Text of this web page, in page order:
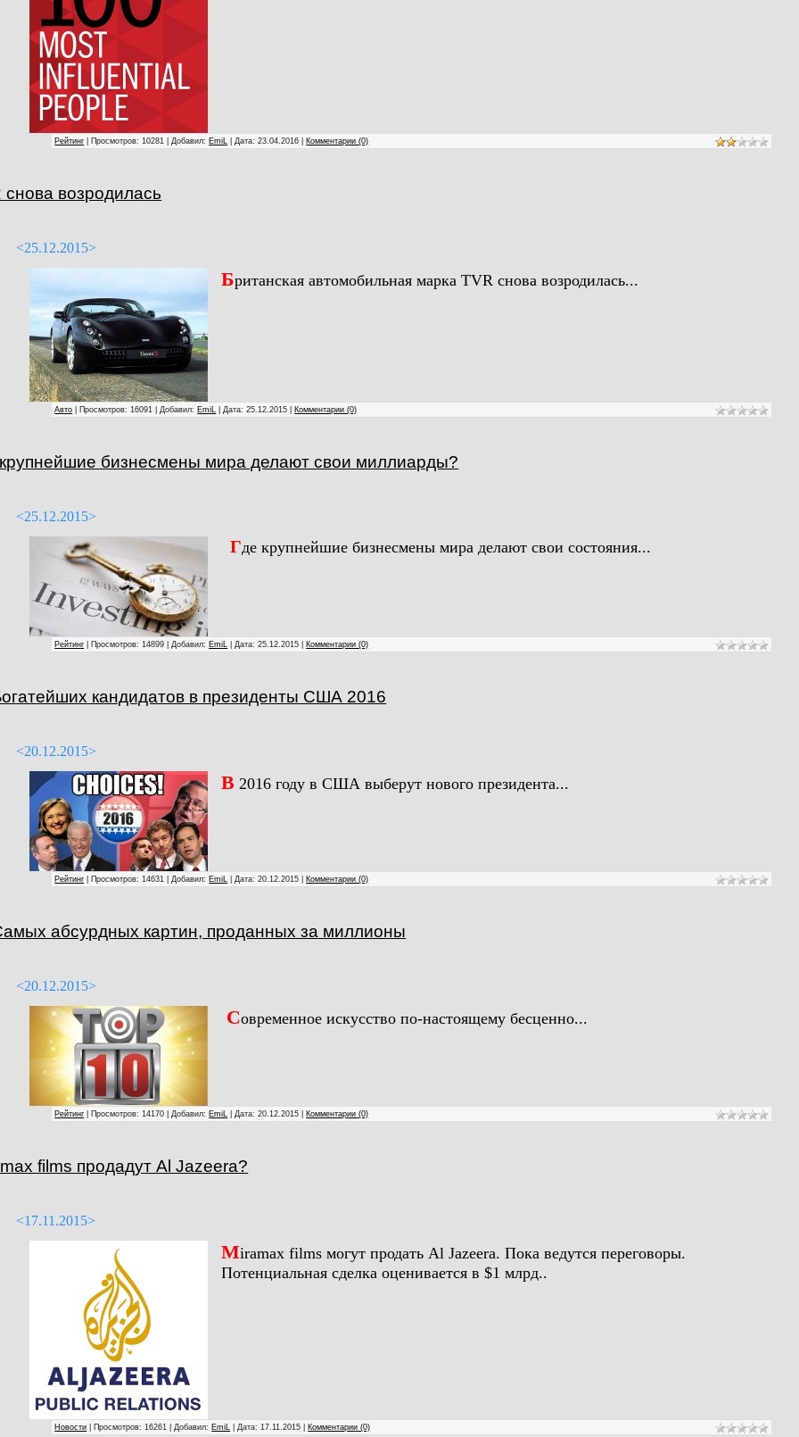
Рейтинг | Просмотров: 10281 | Добавил: EmiL | Дата:23.04.2016 Комментарии (0)
снова возродилась
<25.12.2015>
Британская автомобильная марка TVR снова возродилась...
Авто | Просмотров: 16091 | Добавил: EmiL | Дата:25.12.2015 Комментарии (0)
бизнесмены мира делают свои миллиарды?
<25.12.2015>
Где крупнейшие бизнесмены мира делают свои состояния...
Рейтинг | Просмотров: 14899 | Добавил: EmiL | Дата:25.12.2015 Комментарии (0)
кандидатов в президенты США 2016
<20.12.2015>
В 2016 году в США выберут нового президента...
Рейтинг | Просмотров: 14631 | Добавил: EmiL | Дата:20.12.2015 Комментарии (0)
абсурдных картин, проданных за миллионы
<20.12.2015>
Современное искусство по-настоящему бесценно...
Рейтинг | Просмотров: 14170 | Добавил: EmiL | Дата:20.12.2015 Комментарии (0)
films продадут Al Jazeera?
<17.11.2015>
Miramax films могут продать Al Jazeera. Пока ведутся переговоры.
Потенциальная сделка оценивается в $1 млрд..
Новости | Просмотров: 16261 | Добавил: EmiL | Дата: 17.11.2015 Комментарии (0)